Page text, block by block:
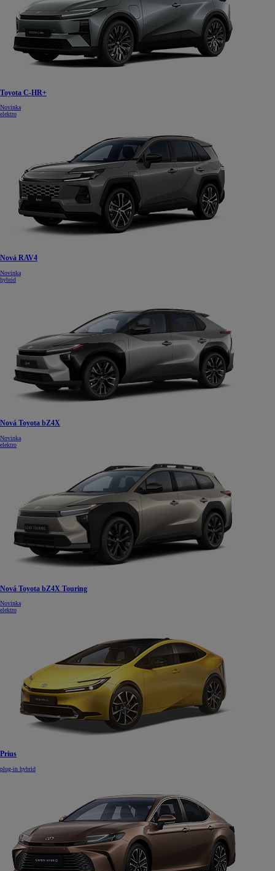
Toyota C-HR+
Novinka
elektro
Nová RAV4
Novinka
hybrid
Nová Toyota bZ4X
Novinka
elektro
Nová Toyota bZ4X Touring
Novinka
elektro
Prius
plug-in hybrid